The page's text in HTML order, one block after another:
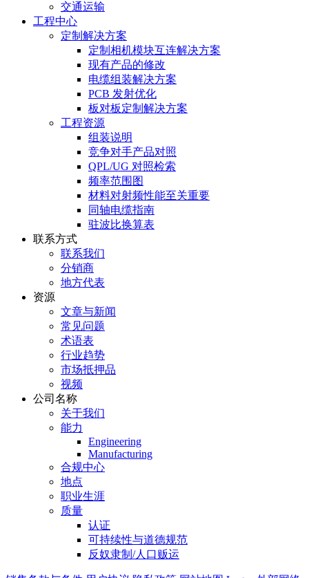
交通运输
工程中心
定制解决方案
定制相机模块互连解决方案
现有产品的修改
电缆组装解决方案
PCB 发射优化
板对板定制解决方案
工程资源
组装说明
竞争对手产品对照
QPL/UG 对照检索
频率范围图
材料对射频性能至关重要
同轴电缆指南
驻波比换算表
联系方式
联系我们
分销商
地方代表
资源
文章与新闻
常见问题
术语表
行业趋势
市场抵押品
视频
公司名称
关于我们
能力
Engineering
Manufacturing
合规中心
地点
职业生涯
质量
认证
可持续性与道德规范
反奴隶制/人口贩运